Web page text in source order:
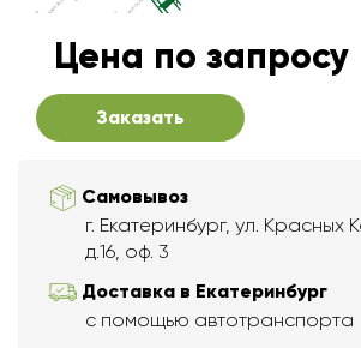
Цена по запросу
Заказать
Самовывоз
г. Екатеринбург, ул. Красных
д.16, оф. 3
Доставка в Екатеринбург
с помощью автотранспорта